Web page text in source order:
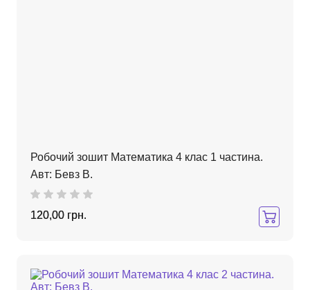
Робочий зошит Математика 4 клас 1 частина.
Авт: Бевз В.
120,00 грн.